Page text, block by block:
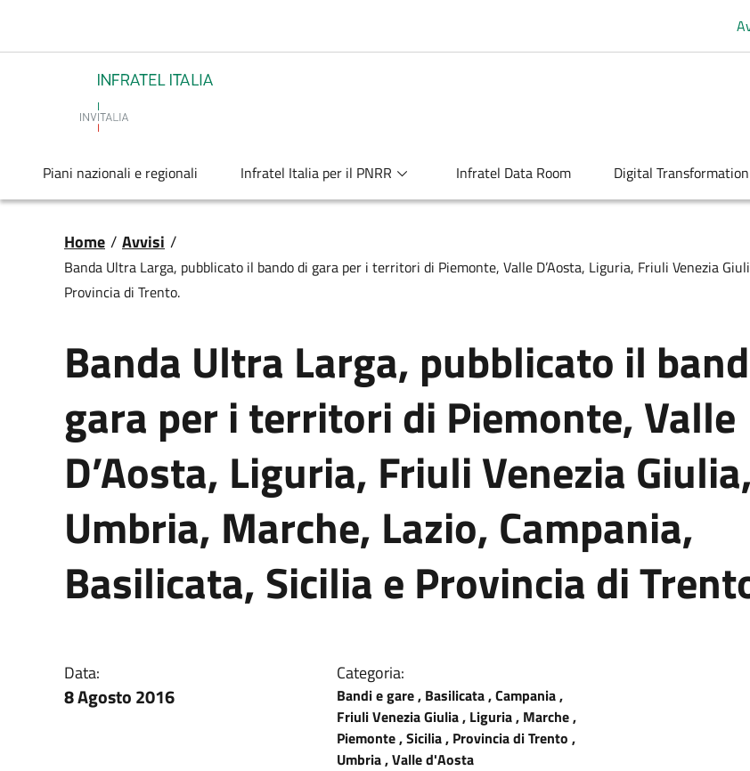
Infratel
Piani nazionali e regionali Infratel Italia per il PNRR Infratel Data Room Digital Transformation
Briciole di pane
Home / Avvisi /
Banda Ultra Larga, pubblicato il bando di gara per i territori di Piemonte, Valle D’Aosta, Liguria, Friuli Venezia
Provincia di Trento.
Banda Ultra Larga, pubblicato il
gara per i territori di Piemonte, Valle
D’Aosta, Liguria, Friuli Venezia Giulia,
Umbria, Marche, Lazio, Campania,
Basilicata, Sicilia e Provincia di
Data:
8 Agosto 2016
Categoria:
Bandi e gare , Basilicata , Campania ,
Friuli Venezia Giulia , Liguria , Marche ,
Piemonte , Sicilia , Provincia di Trento ,
Umbria , Valle d'Aosta